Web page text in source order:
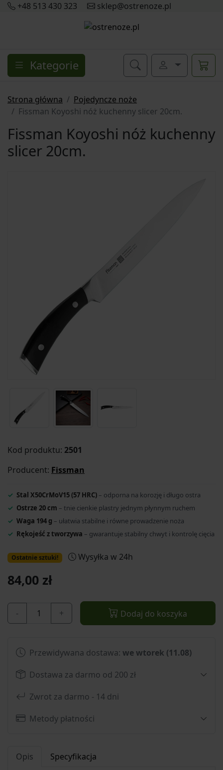
+48 513 430 323 sklep@ostrenoze.pl
Kategorie
Strona główna
Pojedyncze noże
Fissman Koyoshi nóż kuchenny slicer 20cm.
Fissman Koyoshi nóż kuchenny
slicer 20cm.
Kod produktu: 2501
Producent: Fissman
Stal X50CrMoV15 (57 HRC) – odporna na korozję i długo ostra
Ostrze 20 cm – tnie cienkie plastry jednym płynnym ruchem
Waga 194 g – ułatwia stabilne i równe prowadzenie noża
Rękojeść z tworzywa – gwarantuje stabilny chwyt i kontrolę cięcia
Ostatnie sztuki! Wysyłka w 24h
84,00 zł
- + Dodaj do koszyka
Przewidywana dostawa: we wtorek (11.08)
Dostawa za darmo od 200 zł
Zwrot za darmo - 14 dni
Metody płatności
Opis Specyfikacja